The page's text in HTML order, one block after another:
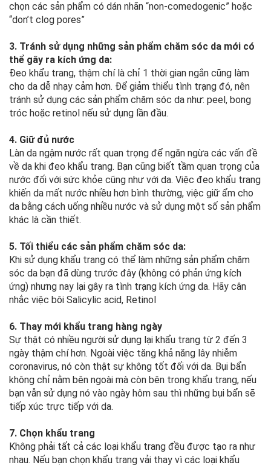
chọn các sản phẩm có dán nhãn “non-comedogenic” hoặc
“don’t clog pores”
3. Tránh sử dụng những sản phẩm chăm sóc da mới có
thể gây ra kích ứng da:
Đeo khẩu trang, thậm chí là chỉ 1 thời gian ngắn cũng làm
cho da dễ nhạy cảm hơn. Để giảm thiểu tình trạng đó, nên
tránh sử dụng các sản phẩm chăm sóc da như: peel, bong
tróc hoặc retinol nếu sử dụng lần đầu.
4. Giữ đủ nước
Làn da ngậm nước rất quan trọng để ngăn ngừa các vấn đề
về da khi đeo khẩu trang. Bạn cũng biết tầm quan trọng của
nước đối với sức khỏe cũng như với da. Việc đeo khẩu trang
khiến da mất nước nhiều hơn bình thường, việc giữ ẩm cho
da bằng cách uống nhiều nước và sử dụng một số sản phẩm
khác là cần thiết.
5. Tối thiểu các sản phẩm chăm sóc da:
Khi sử dụng khẩu trang có thể làm những sản phẩm chăm
sóc da bạn đã dùng trước đây (không có phản ứng kích
ứng) nhưng nay lại gây ra tình trạng kích ứng da. Hãy cân
nhắc việc bôi Salicylic acid, Retinol
6. Thay mới khẩu trang hàng ngày
Sự thật có nhiều người sử dụng lại khẩu trang từ 2 đến 3
ngày thậm chí hơn. Ngoài việc tăng khả năng lây nhiễm
coronavirus, nó còn thật sự không tốt đối với da. Bụi bẩn
không chỉ nằm bên ngoài mà còn bên trong khẩu trang, nếu
bạn vẫn sử dụng nó vào ngày hôm sau thì những bụi bẩn sẽ
tiếp xúc trực tiếp với da.
7. Chọn khẩu trang
Không phải tất cả các loại khẩu trang đều được tạo ra như
nhau. Nếu bạn chọn khẩu trang vải thay vì các loại khẩu